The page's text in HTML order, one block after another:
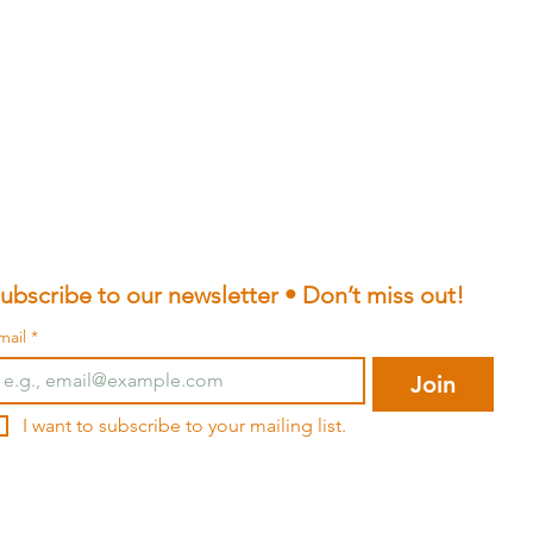
to our newsletter • Don’t miss out!
*
Join
I want to subscribe to your mailing list.